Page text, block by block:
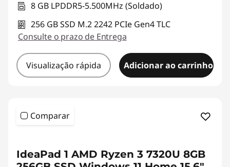
8 GB LPDDR5-5.500MHz (Soldado)
256 GB SSD M.2 2242 PCIe Gen4 TLC
Consulte o prazo de Entrega
Visualização rápida Adicionar ao carrinho
Comparar
IdeaPad 1 AMD Ryzen 3 7320U 8GB